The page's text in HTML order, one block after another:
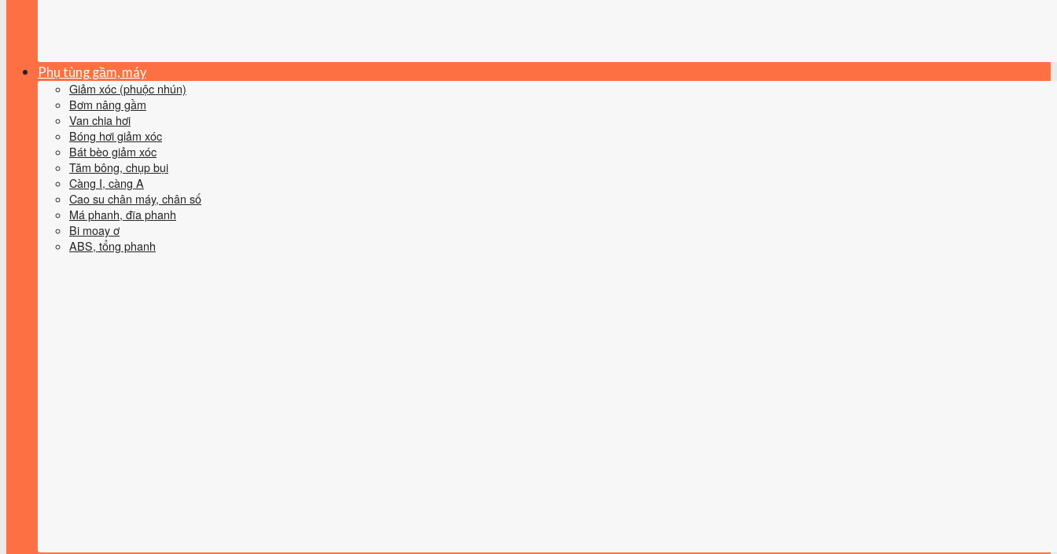
Phụ tùng gầm, máy
Giảm xóc (phuộc nhún)
Bơm nâng gầm
Van chia hơi
Bóng hơi giảm xóc
Bát bèo giảm xóc
Tăm bông, chụp bụi
Càng I, càng A
Cao su chân máy, chân số
Má phanh, đĩa phanh
Bi moay ơ
ABS, tổng phanh